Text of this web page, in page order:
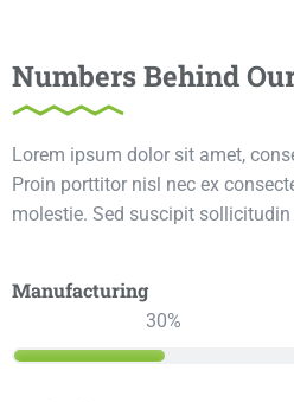
Numbers Behind
Lorem ipsum dolor sit amet,
Proin porttitor nisl nec ex
molestie. Sed suscipit
Manufacturing
30